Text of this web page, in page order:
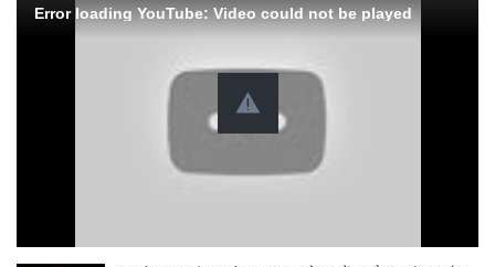
Error loading YouTube: Video could not be played